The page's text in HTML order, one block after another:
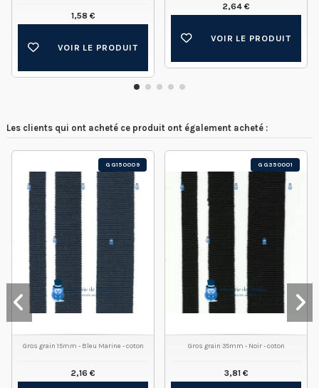
1,58 €
VOIR LE PRODUIT
2,64 €
VOIR LE PRODUIT
Les clients qui ont acheté ce produit ont également acheté :
GG150009
Gros grain 15mm - Bleu Marine - coton
2,16 €
GG350001
Gros grain 35mm - Noir - coton
3,81 €